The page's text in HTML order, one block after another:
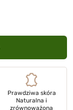
Prawdziwa skóra
Naturalna i
zrównoważona